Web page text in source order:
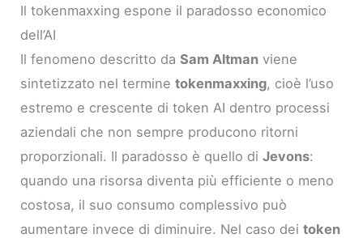
Il tokenmaxxing espone il paradosso economico
dell’AI
Il fenomeno descritto daSam Altman viene
sintetizzato nel terminetokenmaxxing, cioè l’uso
estremo e crescente di token AI dentro processi
aziendali che non sempre producono ritorni
proporzionali. Il paradosso è quello diJevons:
quando una risorsa diventa più efficiente o meno
costosa, il suo consumo complessivo può
aumentare invece di diminuire. Nel caso deitoken